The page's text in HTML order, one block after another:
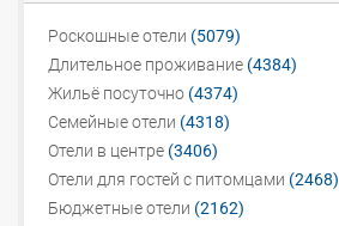
Роскошные отели (5079)
Длительное проживание (4384)
Жильё посуточно (4374)
Семейные отели (4318)
Отели в центре (3406)
Отели для гостей с питомцами (2468)
Бюджетные отели (2162)